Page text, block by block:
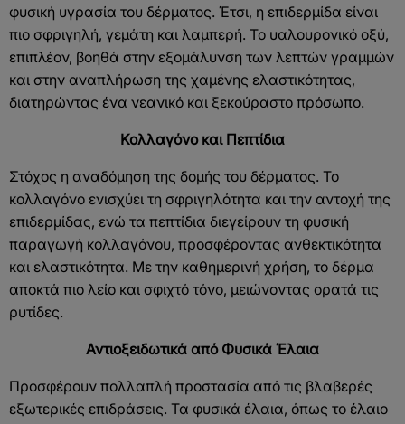
φυσική υγρασία του δέρματος. Έτσι, η επιδερμίδα είναι
πιο σφριγηλή, γεμάτη και λαμπερή. Το υαλουρονικό οξύ,
επιπλέον, βοηθά στην εξομάλυνση των λεπτών γραμμών
και στην αναπλήρωση της χαμένης ελαστικότητας,
διατηρώντας ένα νεανικό και ξεκούραστο πρόσωπο.
Κολλαγόνο και Πεπτίδια
Στόχος η αναδόμηση της δομής του δέρματος. Το
κολλαγόνο ενισχύει τη σφριγηλότητα και την αντοχή της
επιδερμίδας, ενώ τα πεπτίδια διεγείρουν τη φυσική
παραγωγή κολλαγόνου, προσφέροντας ανθεκτικότητα
και ελαστικότητα. Με την καθημερινή χρήση, το δέρμα
αποκτά πιο λείο και σφιχτό τόνο, μειώνοντας ορατά τις
ρυτίδες.
Αντιοξειδωτικά από Φυσικά Έλαια
Προσφέρουν πολλαπλή προστασία από τις βλαβερές
εξωτερικές επιδράσεις. Τα φυσικά έλαια, όπως το έλαιο